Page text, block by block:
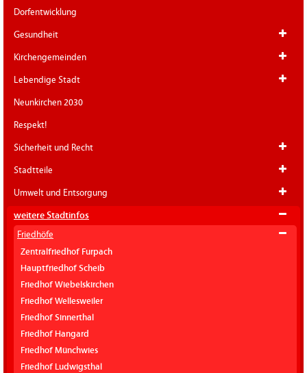
Dorfentwicklung
Gesundheit
Kirchengemeinden
Lebendige Stadt
Neunkirchen 2030
Respekt!
Sicherheit und Recht
Stadtteile
Umwelt und Entsorgung
weitere Stadtinfos
Friedhöfe
Zentralfriedhof Furpach
Hauptfriedhof Scheib
Friedhof Wiebelskirchen
Friedhof Wellesweiler
Friedhof Sinnerthal
Friedhof Hangard
Friedhof Münchwies
Friedhof Ludwigsthal